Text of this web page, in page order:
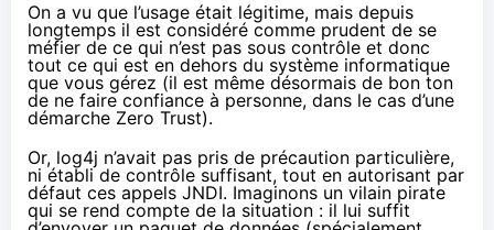
On a vu que l’usage était légitime, mais depuis
longtemps il est considéré comme prudent de se
méfier de ce qui n’est pas sous contrôle et donc
tout ce qui est en dehors du système informatique
que vous gérez (il est même désormais de bon ton
de ne faire confiance à personne, dans le cas d’une
démarche Zero Trust).
Or, log4j n’avait pas pris de précaution particulière,
ni établi de contrôle suffisant, tout en autorisant par
défaut ces appels JNDI. Imaginons un vilain pirate
qui se rend compte de la situation : il lui suffit